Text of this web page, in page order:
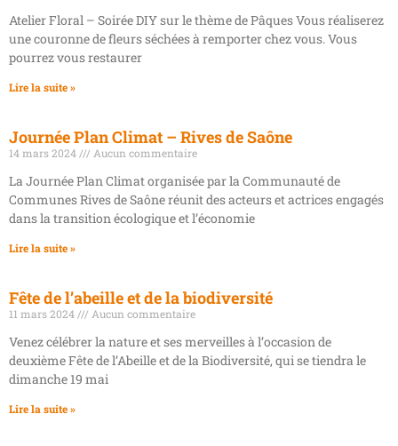
Atelier Floral – Soirée DIY sur le thème de Pâques Vous réaliserez
une couronne de fleurs séchées à remporter chez vous. Vous
pourrez vous restaurer
Lire la suite »
Journée Plan Climat – Rives de Saône
14 mars 2024 Aucun commentaire
La Journée Plan Climat organisée par la Communauté de
Communes Rives de Saône réunit des acteurs et actrices engagés
dans la transition écologique et l’économie
Lire la suite »
Fête de l’abeille et de la biodiversité
11 mars 2024 Aucun commentaire
Venez célébrer la nature et ses merveilles à l’occasion de
deuxième Fête de l’Abeille et de la Biodiversité, qui se tiendra le
dimanche 19 mai
Lire la suite »